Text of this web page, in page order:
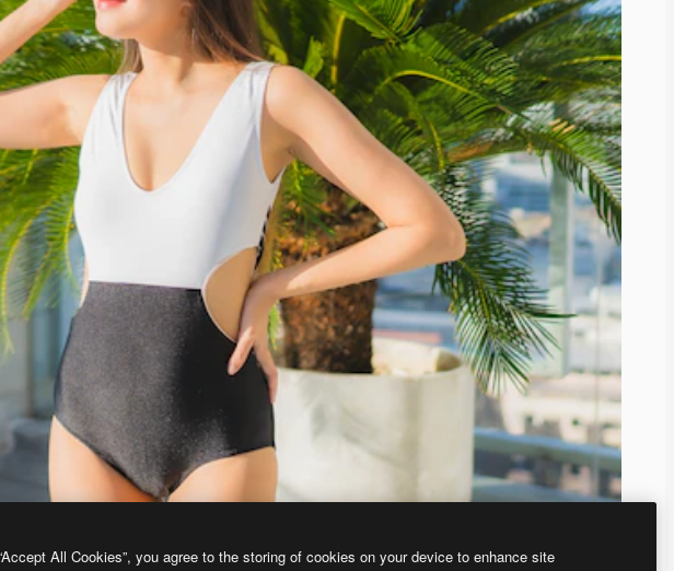
All Cookies”, you agree to the storing of cookies on your device to enhance site